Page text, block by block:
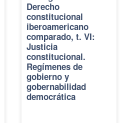
Derecho
constitucional
iberoamericano
comparado, t. VI:
Justicia
constitucional.
Regímenes de
gobierno y
gobernabilidad
democrática